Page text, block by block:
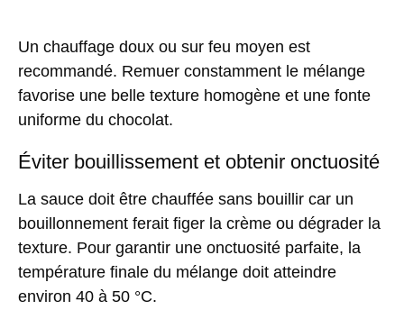
Un chauffage doux ou sur feu moyen est
recommandé. Remuer constamment le mélange
favorise une belle texture homogène et une fonte
uniforme du chocolat.
Éviter bouillissement et obtenir onctuosité
La sauce doit être chauffée sans bouillir car un
bouillonnement ferait figer la crème ou dégrader la
texture. Pour garantir une onctuosité parfaite, la
température finale du mélange doit atteindre
environ 40 à 50 °C.